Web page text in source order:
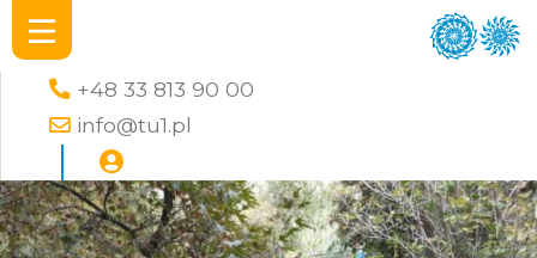
+48 33 813 90 00
info@tu1.pl